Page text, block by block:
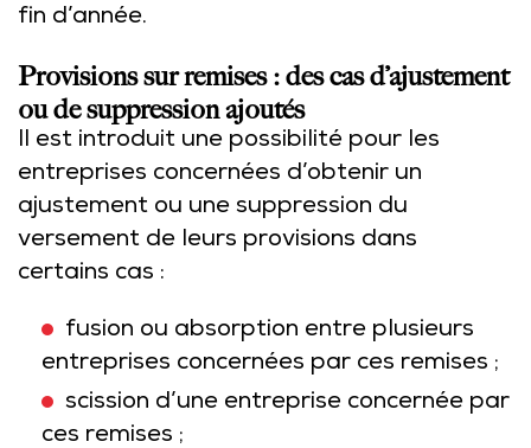
fin d’année.
Provisions sur remises : des cas d’ajustement
ou de suppression ajoutés
Il est introduit une possibilité pour les
entreprises concernées d’obtenir un
ajustement ou une suppression du
versement de leurs provisions dans
certains cas :
fusion ou absorption entre plusieurs
entreprises concernées par ces remises ;
scission d’une entreprise concernée par
ces remises ;